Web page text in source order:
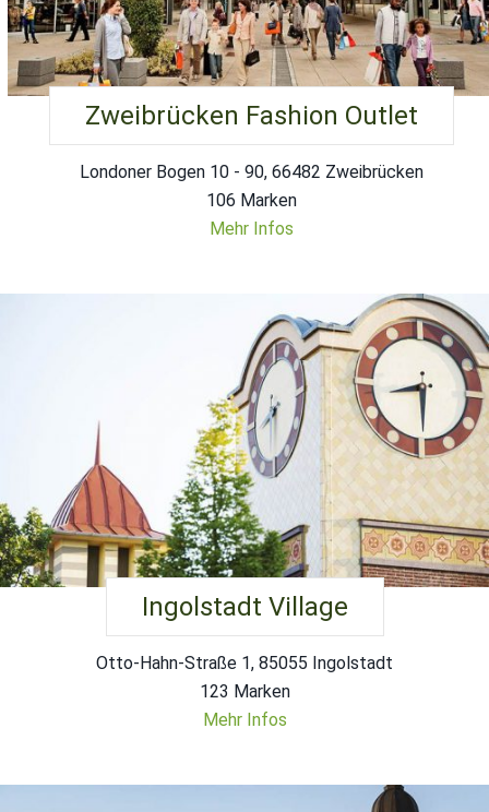
Zweibrücken Fashion Outlet
Londoner Bogen 10 - 90, 66482 Zweibrücken
106 Marken
Mehr Infos
Ingolstadt Village
Otto-Hahn-Straße 1, 85055 Ingolstadt
123 Marken
Mehr Infos